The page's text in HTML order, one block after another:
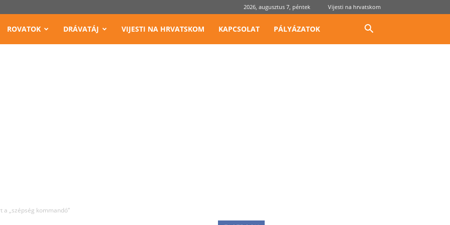
2026, augusztus 7, péntek Vijesti na hrvatskom
ROVATOK DRÁVATÁJ VIJESTI NA HRVATSKOM KAPCSOLAT PÁLYÁZATOK
a „szépség kommandó”